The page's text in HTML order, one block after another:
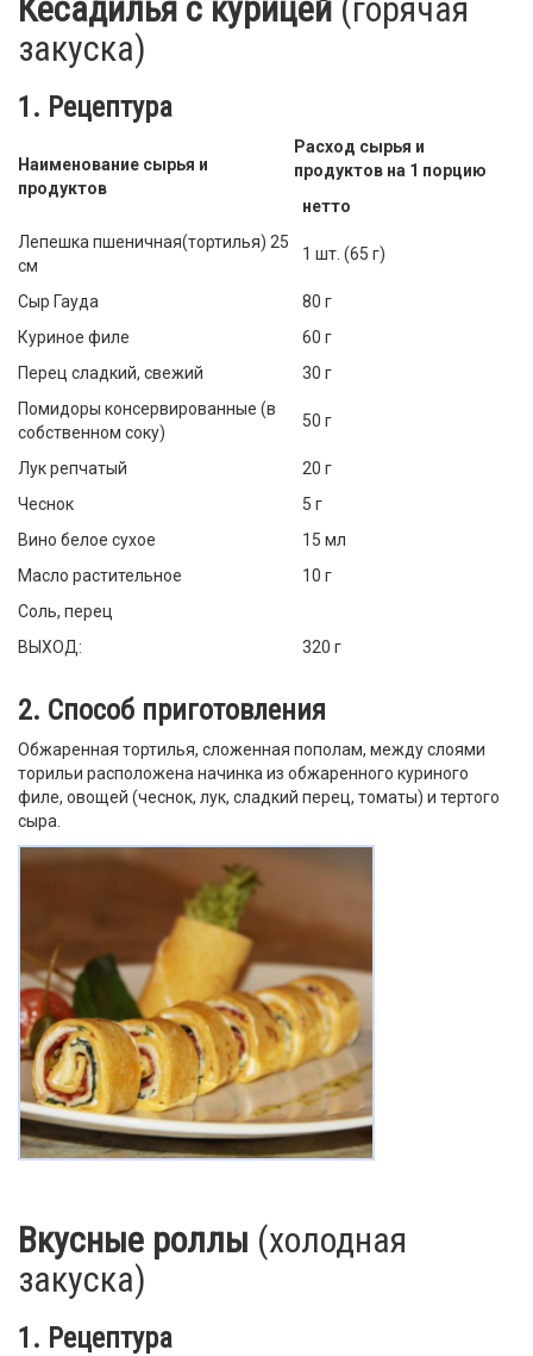
Кесадилья с курицей (горячая
закуска)
1. Рецептура
Наименование сырья и
продуктов
Расход сырья и
продуктов на 1 порцию
нетто
Лепешка пшеничная(тортилья) 25
см
1 шт. (65 г)
Сыр Гауда
80 г
Куриное филе
60 г
Перец сладкий, свежий
30 г
Помидоры консервированные (в
собственном соку)
50 г
Лук репчатый
20 г
Чеснок
5 г
Вино белое сухое
15 мл
Масло растительное
10 г
Соль, перец
ВЫХОД:
320 г
2. Способ приготовления
Обжаренная тортилья, сложенная пополам, между слоями
торильи расположена начинка из обжаренного куриного
филе, овощей (чеснок, лук, сладкий перец, томаты) и тертого
сыра.
Вкусные роллы (холодная
закуска)
1. Рецептура